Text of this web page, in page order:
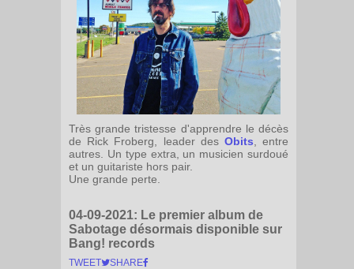
Très grande tristesse d'apprendre le décès
de Rick Froberg, leader des Obits , entre
autres. Un type extra, un musicien surdoué
et un guitariste hors pair.
Une grande perte.
04-09-2021: Le premier album de
Sabotage désormais disponible sur
Bang! records
TWEET SHARE